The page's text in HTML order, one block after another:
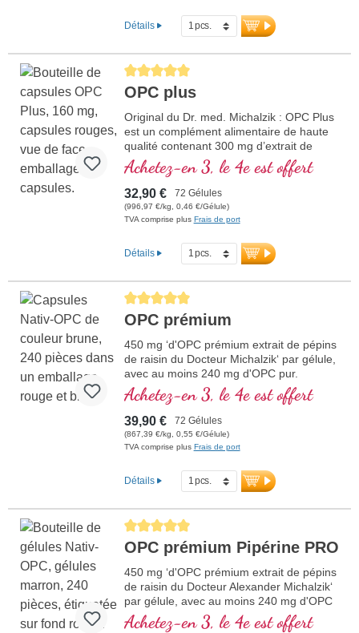
Détails
Average rating of 5 out of 5 stars
OPC plus
Original du Dr. med. Michalzik : OPC Plus
est un complément alimentaire de haute
qualité contenant 300 mg d’extrait de
pépins de raisin (Vitis vinifera) et 50 mg
d’extrait de camu camu par dose
journalière (1 gélule). L’extrait de pépins
de raisin est standardisé à 95 % de
polyphénols, avec au moins 160 mg
ainsi une forte concentration en
antioxydants.
Achetez-en 3, le 4e est offert
32,90 € 72 Gélules
(996,97 €/kg, 0,46 €/Gélule)
TVA comprise plus Frais de port
Détails
Average rating of 5 out of 5 stars
OPC prémium
450 mg ‘d'OPC prémium extrait de pépins
de raisin du Docteur Michalzik‘ par gélule,
avec au moins 240 mg d'OPC pur.
Achetez-en 3, le 4e est offert
39,90 € 72 Gélules
(867,39 €/kg, 0,55 €/Gélule)
TVA comprise plus Frais de port
Détails
Average rating of 5 out of 5 stars
OPC prémium Pipérine PRO
450 mg ‘d'OPC prémium extrait de pépins
de raisin du Docteur Alexander Michalzik‘
par gélule, avec au moins 240 mg d'OPC
pur.
Achetez-en 3, le 4e est offert